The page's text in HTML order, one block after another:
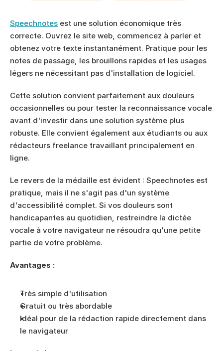
Speechnotes est une solution économique très
correcte. Ouvrez le site web, commencez à parler et
obtenez votre texte instantanément. Pratique pour les
notes de passage, les brouillons rapides et les usages
légers ne nécessitant pas d'installation de logiciel.
Cette solution convient parfaitement aux douleurs
occasionnelles ou pour tester la reconnaissance vocale
avant d'investir dans une solution système plus
robuste. Elle convient également aux étudiants ou aux
rédacteurs freelance travaillant principalement en
ligne.
Le revers de la médaille est évident : Speechnotes est
pratique, mais il ne s'agit pas d'un système
d'accessibilité complet. Si vos douleurs sont
handicapantes au quotidien, restreindre la dictée
vocale à votre navigateur ne résoudra qu'une petite
partie de votre problème.
Avantages :
Très simple d'utilisation
Gratuit ou très abordable
Idéal pour de la rédaction rapide directement dans
le navigateur